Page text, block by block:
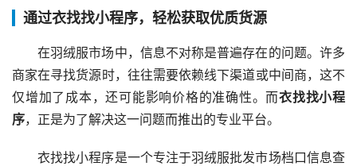
通过衣找找小程序，轻松获取优质货源
在羽绒服市场中，信息不对称是普遍存在的问题。许多
商家在寻找货源时，往往需要依赖线下渠道或中间商，这不
仅增加了成本，还可能影响价格的准确性。而衣找找小程
序，正是为了解决这一问题而推出的专业平台。
衣找找小程序是一个专注于羽绒服批发市场档口信息查